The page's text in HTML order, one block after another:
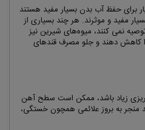
برای حفظ آب بدن بسیار مفید هستند
مفید و موثرند. هر چند بسیاری از
نمی کنند، میوه‌های شیرین نیز
کاهش دهند و جلو مصرف قند‌های
زیاد باشد، ممکن است سطح آهن
منجر به بروز علائمی همچون خستگی،